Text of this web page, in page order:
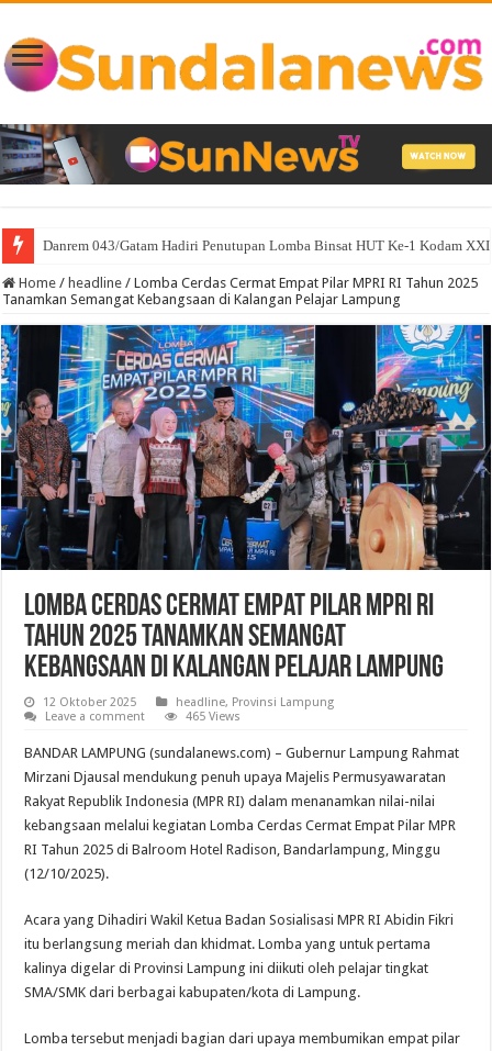
Danrem 043/Gatam Hadiri Penutupan Lomba Binsat HUT Ke-1 Kodam
Peduli Keselamatan Warga, Polsek Abung Semuli Gotong Royong Timbun
Home / headline / Lomba Cerdas Cermat Empat Pilar MPRI RI Tahun 2025
Tanamkan Semangat Kebangsaan di Kalangan Pelajar Lampung
Lomba Cerdas Cermat Empat Pilar MPRI RI
Tahun 2025 Tanamkan Semangat
Kebangsaan di Kalangan Pelajar Lampung
12 Oktober 2025 headline, Provinsi Lampung
Leave a comment
465 Views
BANDAR LAMPUNG (sundalanews.com) – Gubernur Lampung Rahmat
Mirzani Djausal mendukung penuh upaya Majelis Permusyawaratan
Rakyat Republik Indonesia (MPR RI) dalam menanamkan nilai-nilai
kebangsaan melalui kegiatan Lomba Cerdas Cermat Empat Pilar MPR
RI Tahun 2025 di Balroom Hotel Radison, Bandarlampung, Minggu
(12/10/2025).
Acara yang Dihadiri Wakil Ketua Badan Sosialisasi MPR RI Abidin Fikri
itu berlangsung meriah dan khidmat. Lomba yang untuk pertama
kalinya digelar di Provinsi Lampung ini diikuti oleh pelajar tingkat
SMA/SMK dari berbagai kabupaten/kota di Lampung.
Lomba tersebut menjadi bagian dari upaya membumikan empat pilar